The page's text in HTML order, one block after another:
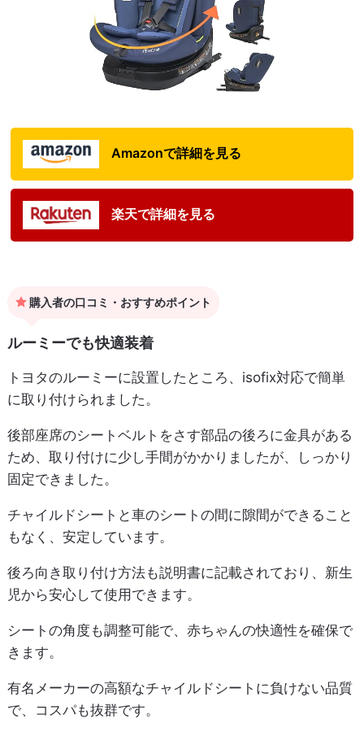
Amazonで詳細を見る
楽天で詳細を見る
購入者の口コミ・おすすめポイント
ルーミーでも快適装着
トヨタのルーミーに設置したところ、isofix対応で簡単
に取り付けられました。
後部座席のシートベルトをさす部品の後ろに金具がある
ため、取り付けに少し手間がかかりましたが、しっかり
固定できました。
チャイルドシートと車のシートの間に隙間ができること
もなく、安定しています。
後ろ向き取り付け方法も説明書に記載されており、新生
児から安心して使用できます。
シートの角度も調整可能で、赤ちゃんの快適性を確保で
きます。
有名メーカーの高額なチャイルドシートに負けない品質
で、コスパも抜群です。